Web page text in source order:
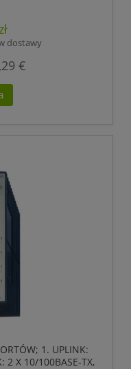
dostawy
€
1. UPLINK:
2 X 10/100BASE-TX,